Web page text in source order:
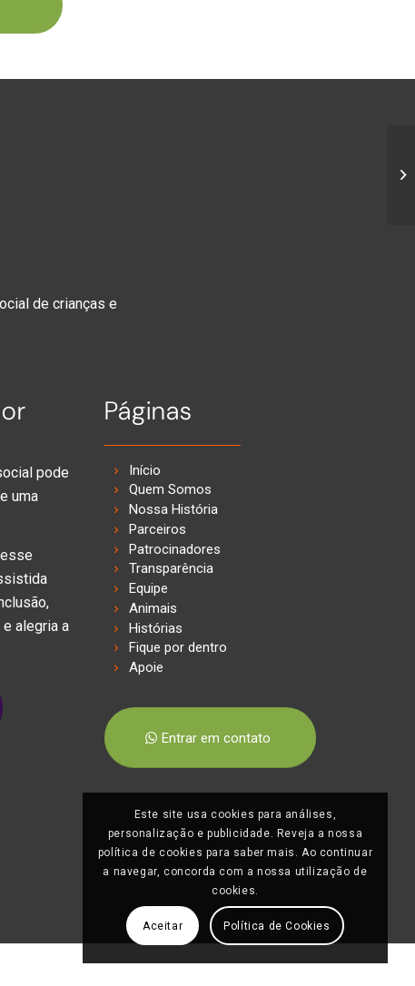
de crianças e
pode
uma
alegria a
Páginas
Início
Quem Somos
Nossa História
Parceiros
Patrocinadores
Transparência
Equipe
Animais
Histórias
Fique por dentro
Apoie
Entrar em contato
Este site usa cookies para análises,
personalização e publicidade. Reveja a nossa
política de cookies para saber mais. Ao continuar
a navegar, concorda com a nossa utilização de
cookies.
Aceitar Política de Cookies